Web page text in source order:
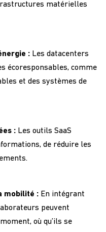
matérielles
: Les datacenters
écoresponsables, comme
et des systèmes de
: Les outils SaaS
de réduire les
mobilité : En intégrant
peuvent
où qu’ils se